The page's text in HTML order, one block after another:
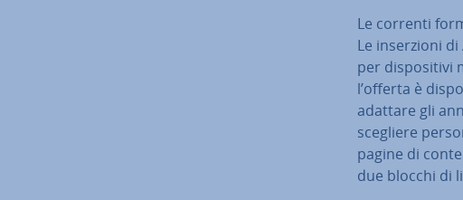
Le correnti
Le in­ser­zio­ni
per di­spo­si­ti­vi
l’offerta è
adattare gli
scegliere
pagine di
due blocchi di